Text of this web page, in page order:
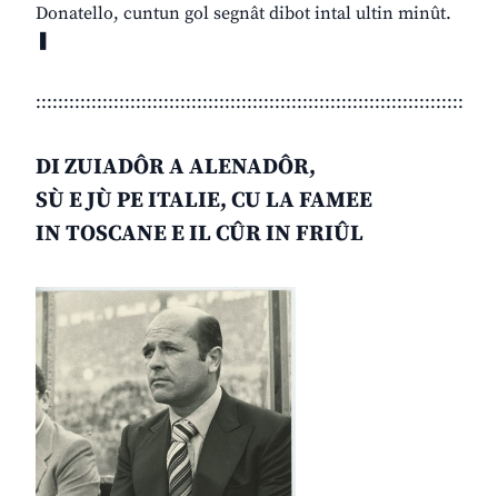
Donatello, cuntun gol segnât dibot intal ultin minût.
:::::::::::::::::::::::::::::::::::::::::::::::::::::::::::::::::::::::::::::
DI ZUIADÔR A ALENADÔR,
SÙ E JÙ PE ITALIE, CU LA FAMEE
IN TOSCANE E IL CÛR IN FRIÛL